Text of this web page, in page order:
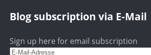
Blog subscription via E-Mail
Sign up here for email subscription